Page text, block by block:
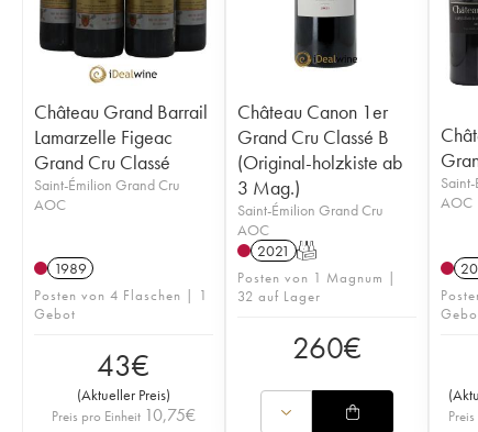
Château Grand Barrail
Lamarzelle Figeac
Grand Cru Classé
Saint-Émilion Grand Cru
AOC
1989
Posten von 4 Flaschen | 1
Gebot
43€
(Aktueller Preis)
Preis pro Einheit 10,75€
Château Canon 1er
Grand Cru Classé B
(Original-holzkiste ab
3 Mag.)
Saint-Émilion Grand Cru
AOC
2021 T
Posten von 1 Magnum |
32 auf Lager
260€
AOC
(